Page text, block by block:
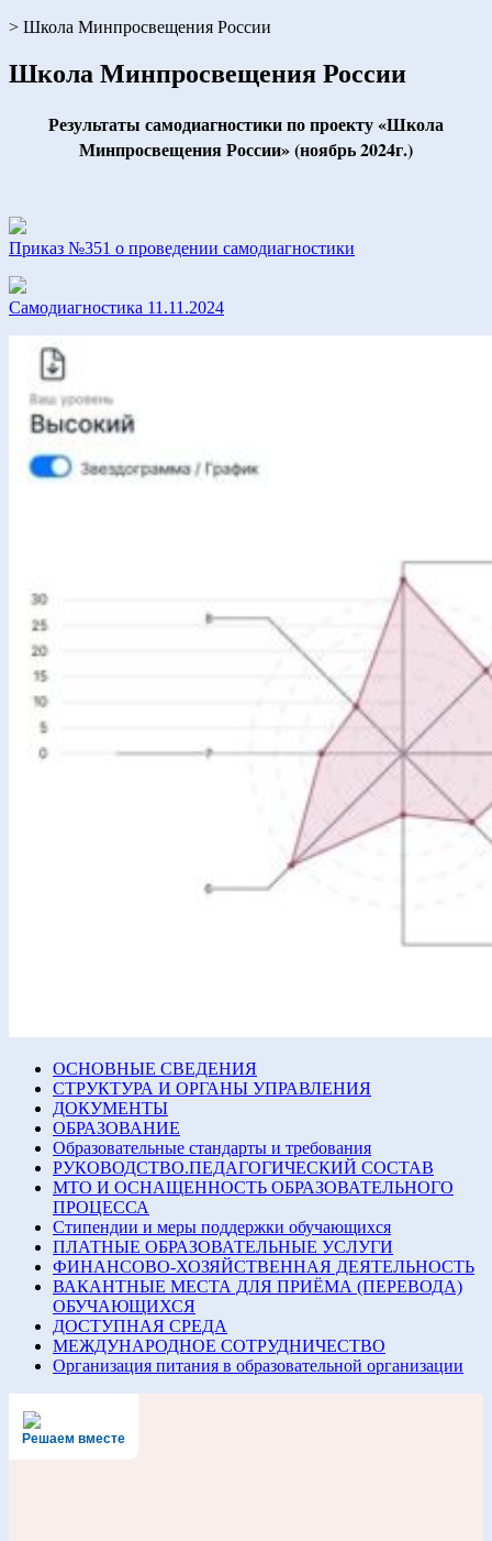
> Школа Минпросвещения России
Школа Минпросвещения России
Результаты самодиагностики по проекту «Школа
Минпросвещения России» (ноябрь 2024г.)
Приказ №351 о проведении самодиагностики
Самодиагностика 11.11.2024
ОСНОВНЫЕ СВЕДЕНИЯ
СТРУКТУРА И ОРГАНЫ УПРАВЛЕНИЯ
ДОКУМЕНТЫ
ОБРАЗОВАНИЕ
Образовательные стандарты и требования
РУКОВОДСТВО.ПЕДАГОГИЧЕСКИЙ СОСТАВ
МТО И ОСНАЩЕННОСТЬ ОБРАЗОВАТЕЛЬНОГО
ПРОЦЕССА
Стипендии и меры поддержки обучающихся
ПЛАТНЫЕ ОБРАЗОВАТЕЛЬНЫЕ УСЛУГИ
ФИНАНСОВО-ХОЗЯЙСТВЕННАЯ ДЕЯТЕЛЬНОСТЬ
ВАКАНТНЫЕ МЕСТА ДЛЯ ПРИЁМА (ПЕРЕВОДА)
ОБУЧАЮЩИХСЯ
ДОСТУПНАЯ СРЕДА
МЕЖДУНАРОДНОЕ СОТРУДНИЧЕСТВО
Организация питания в образовательной организации
Решаем вместе